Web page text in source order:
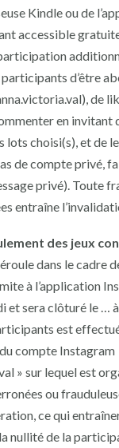
Kindle ou de
accessible
d’être
de
en invitant
lots choisi(s), et de
de compte privé,
privé). Toute
entraîne
des jeux
dans le cadre
à l’application
et sera clôturé le …
est
compte Instagram
» sur lequel est
ou
ce qui
nullité de la